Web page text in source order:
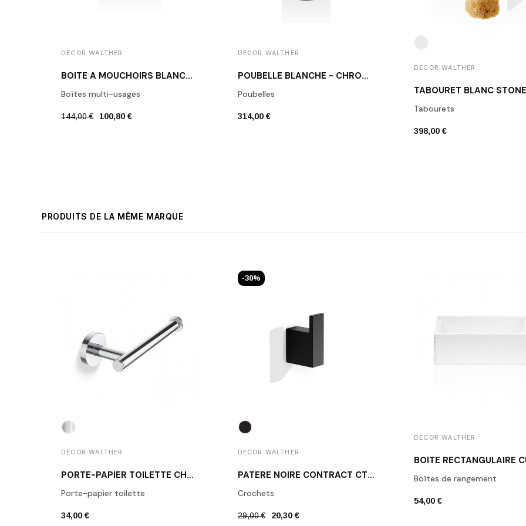
DECOR WALTHER
BOÎTE À MOUCHOIRS BLANCHE STONE KBQ
Boîtes multi-usages
144,00 € 100,80 €
DECOR WALTHER
POUBELLE BLANCHE - CHROME STONE BEMD
Poubelles
314,00 €
DECOR WALTHER
Tabourets
398,00 €
PRODUITS DE LA MÊME MARQUE
DECOR WALTHER
PORTE-PAPIER TOILETTE CHROME POLI BA TPH1
Porte-papier toilette
34,00 €
DECOR WALTHER
PATÈRE NOIRE CONTRACT CT HAK1 DECOR WALTHER
Crochets
29,00 € 20,30 €
-30%
DECOR WALTHER
Boîtes de rangement
54,00 €